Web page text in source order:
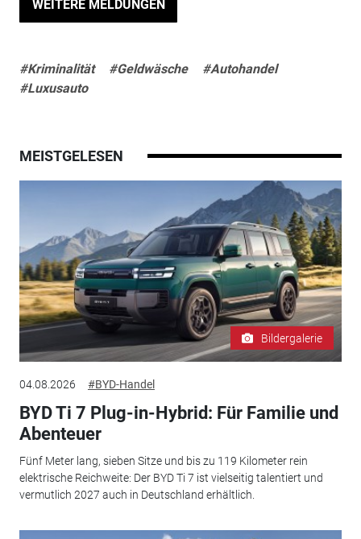
WEITERE MELDUNGEN
#Kriminalität #Geldwäsche
#Autohandel
#Luxusauto
MEISTGELESEN
Bildergalerie
04.08.2026 #BYD-Handel
BYD Ti 7 Plug-in-Hybrid: Für Familie und
Abenteuer
Fünf Meter lang, sieben Sitze und bis zu 119 Kilometer rein
elektrische Reichweite: Der BYD Ti 7 ist vielseitig talentiert und
vermutlich 2027 auch in Deutschland erhältlich.